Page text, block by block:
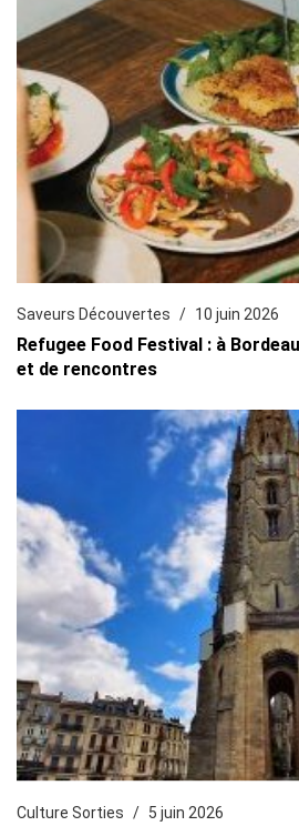
Saveurs Découvertes 10 juin 2026
Refugee Food Festival : à
et de rencontres
Culture Sorties 5 juin 2026